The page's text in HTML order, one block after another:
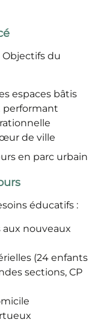
Objectifs du
espaces bâtis
de ville
en parc urbain
éducatifs :
aux nouveaux
(24 enfants
sections, CP